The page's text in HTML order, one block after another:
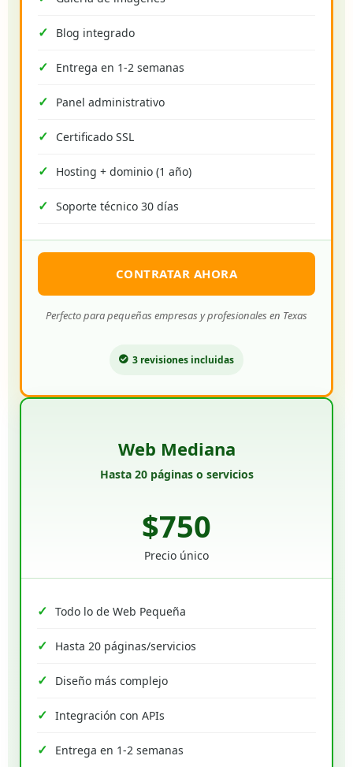
Blog integrado
Entrega en 1-2 semanas
Panel administrativo
Certificado SSL
Hosting + dominio (1 año)
Soporte técnico 30 días
CONTRATAR AHORA
Perfecto para pequeñas empresas y profesionales en Texas
3 revisiones incluidas
Web Mediana
Hasta 20 páginas o servicios
$750
Precio único
Todo lo de Web Pequeña
Hasta 20 páginas/servicios
Diseño más complejo
Integración con APIs
Entrega en 1-2 semanas